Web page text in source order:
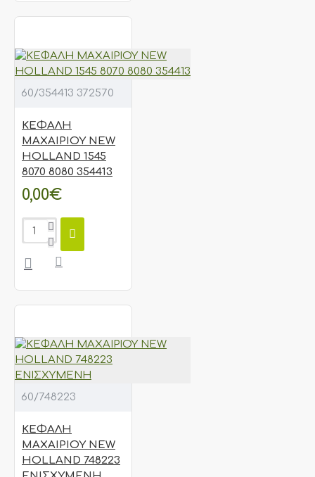
60/354413 372570
ΚΕΦΑΛΗ
ΜΑΧΑΙΡΙΟΥ NEW
HOLLAND 1545
8070 8080 354413
0,00€
60/748223
ΚΕΦΑΛΗ
ΜΑΧΑΙΡΙΟΥ NEW
HOLLAND 748223